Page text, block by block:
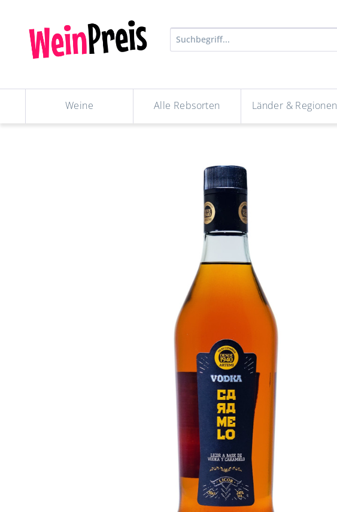
Weine Alle Rebsorten Länder & Regionen